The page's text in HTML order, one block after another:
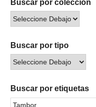
Buscar por colección
Buscar por tipo
Buscar por etiquetas